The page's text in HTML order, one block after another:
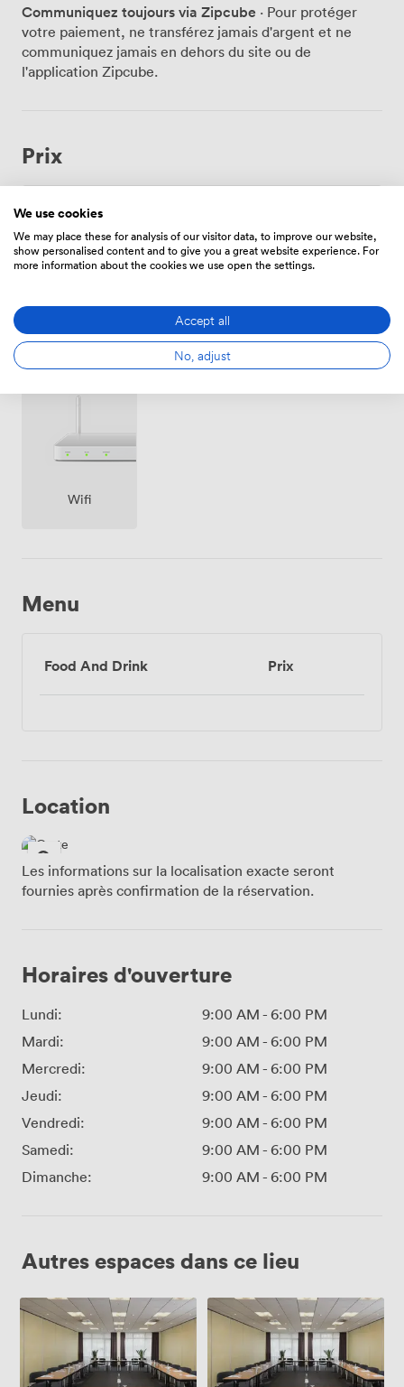
Communiquez toujours via Zipcube · Pour protéger
votre paiement, ne transférez jamais d'argent et ne
communiquez jamais en dehors du site ou de
l'application Zipcube.
Prix
Horaire
De112.00000000000001 /heure
Wifi
Menu
Food And Drink Prix
Location
Les informations sur la localisation exacte seront
fournies après confirmation de la réservation.
Horaires d'ouverture
Lundi: 9:00 AM - 6:00 PM
Mardi:
9:00 AM - 6:00 PM
Mercredi:
9:00 AM - 6:00 PM
Jeudi:
9:00 AM - 6:00 PM
Vendredi:
9:00 AM - 6:00 PM
Samedi:
9:00 AM - 6:00 PM
Dimanche:
9:00 AM - 6:00 PM
Autres espaces dans ce lieu
Room
Vohwinuel
Ronsdorf
We use cookies
We may place these for analysis of our visitor data, to improve our website,
show personalised content and to give you a great website experience. For
more information about the cookies we use open the settings.
Accept all
No, adjust